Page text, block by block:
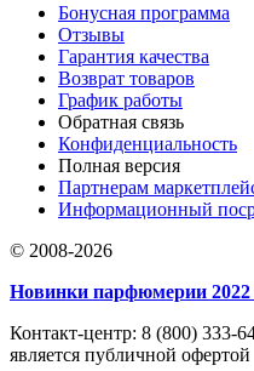
Бонусная программа
Отзывы
Гарантия качества
Возврат товаров
График работы
Обратная связь
Конфиденциальность
Полная версия
Партнерам
Информационный
© 2008-2026
Новинки парфюмерии 2022
Контакт-центр: 8 (800) 333-
является публичной офертой